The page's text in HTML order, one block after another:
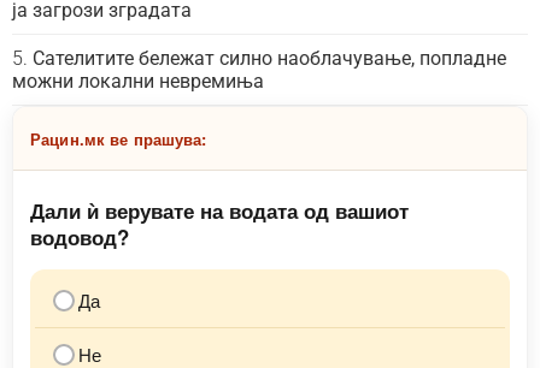
ја загрози зградата
Сателитите бележат силно наоблачување, попладне
можни локални невремиња
Рацин.мк ве прашува:
Дали ѝ верувате на водата од вашиот
водовод?
Да
Не